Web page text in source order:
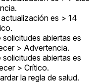
es > 14
abiertas es
> Advertencia.
abiertas es
> Crítico.
la regla de salud.